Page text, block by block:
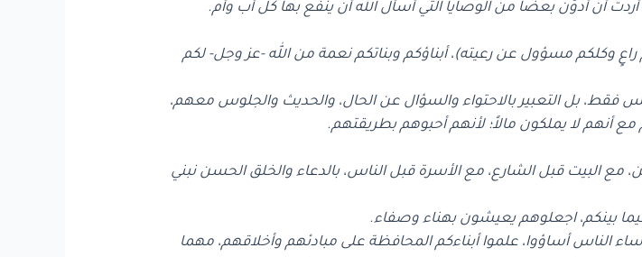
أن أدوِّن بعضًا من الوصايا التي أسأل الله أن ينفع بها كل أب وأم.
راعٍ وكلكم مسؤول عن رعيته)، أبناؤكم وبناتكم نعمة من الله -عز وجل- لكم
فقط، بل التعبير بالاحتواء والسؤال عن الحال، والحديث والجلوس معهم،
أنهم لا يملكون مالاً؛ لأنهم أحبوهم بطريقتهم.
مع البيت قبل الشارع، مع الأسرة قبل الناس، بالدعاء والخلق الحسن نبني
الناس أساؤوا، علموا أبناءكم المحافظة على مبادئهم وأخلاقهم، مهما